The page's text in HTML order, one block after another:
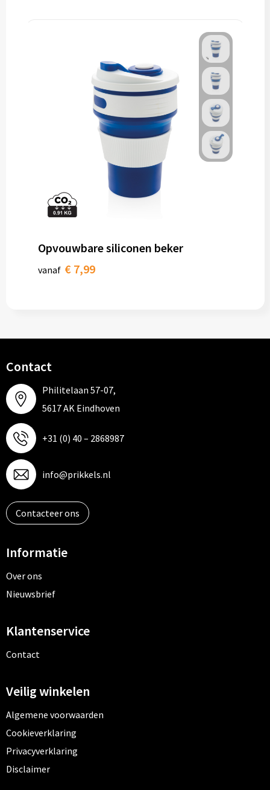
Opvouwbare siliconen beker
vanaf € 7,99
Contact
Philitelaan 57-07,
5617 AK Eindhoven
+31 (0) 40 – 2868987
info@prikkels.nl
Contacteer ons
Informatie
Over ons
Nieuwsbrief
Klantenservice
Contact
Veilig winkelen
Algemene voorwaarden
Cookieverklaring
Privacyverklaring
Disclaimer